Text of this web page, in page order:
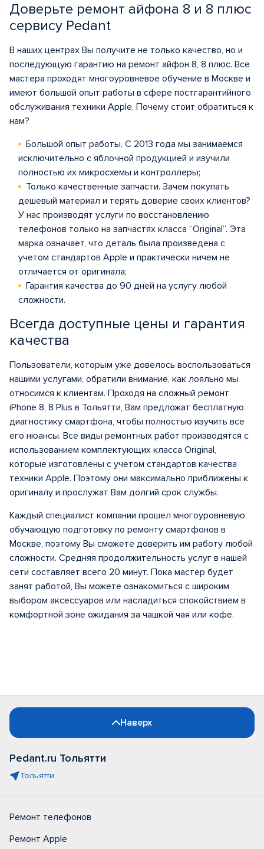
Доверьте ремонт айфона 8 и 8 плюс
сервису Pedant
В наших центрах Вы получите не только качество, но и
последующую гарантию на ремонт айфон 8, 8 плюс. Все
мастера проходят многоуровневое обучение в Москве и
имеют большой опыт работы в сфере постгарантийного
обслуживания техники Apple. Почему стоит обратиться к
нам?
Большой опыт работы. С 2013 года мы занимаемся
исключительно с яблочной продукцией и изучили
полностью их микросхемы и контроллеры;
Только качественные запчасти. Зачем покупать
дешевый материал и терять доверие своих клиентов?
У нас производят услуги по восстановлению
телефонов только на запчастях класса “Original”. Эта
марка означает, что деталь была произведена с
учетом стандартов Apple и практически ничем не
отличается от оригинала;
Гарантия качества до 90 дней на услугу любой
сложности.
Всегда доступные цены и гарантия
качества
Пользователи, которым уже довелось воспользоваться
нашими услугами, обратили внимание, как лояльно мы
относимся к клиентам. Проходя на сложный ремонт
iPhone 8, 8 Plus в Тольятти, Вам предложат бесплатную
диагностику смартфона, чтобы полностью изучить все
его нюансы. Все виды ремонтных работ производятся с
использованием комплектующих класса Original,
которые изготовлены с учетом стандартов качества
техники Apple. Поэтому они максимально приближены к
оригиналу и прослужат Вам долгий срок службы.
Каждый специалист компании прошел многоуровневую
обучающую подготовку по ремонту смартфонов в
Москве, поэтому Вы сможете доверить им работу любой
сложности. Средняя продолжительность услуг в нашей
сети составляет всего 20 минут. Пока мастер будет
занят работой, Вы можете ознакомиться с широким
выбором аксессуаров или насладиться спокойствием в
комфортной зоне ожидания за чашкой чая или кофе.
Наверх
Pedant.ru Тольятти
Тольятти
Ремонт телефонов
Ремонт Apple